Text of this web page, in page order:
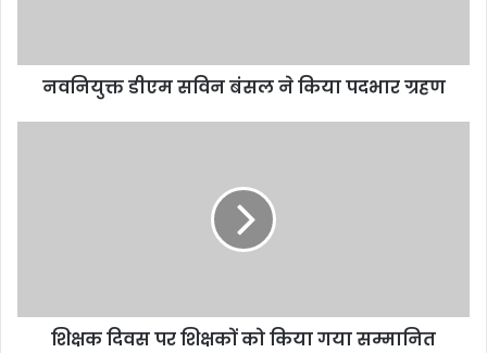
नवनियुक्त डीएम सविन बंसल ने किया पदभार ग्रहण
शिक्षक दिवस पर शिक्षकों को किया गया सम्मानित